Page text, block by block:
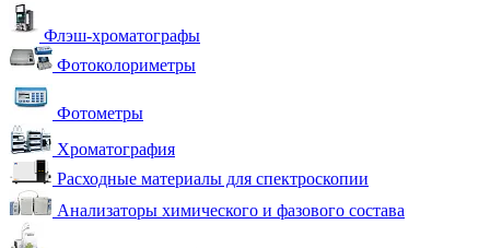
Флэш-хроматографы
Фотоколориметры
Фотометры
Хроматография
Расходные материалы для спектроскопии
Анализаторы химического и фазового состава